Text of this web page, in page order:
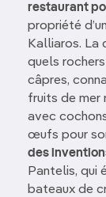
restaurant
propriété
Kalliaros. La
quels
câpres,
fruits de mer
avec
œufs pour
des
Pantelis, qui
bateaux de